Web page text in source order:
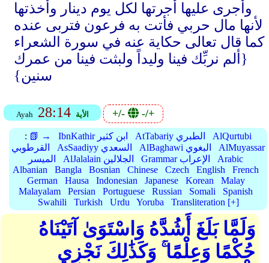
وأجرى عليها أجرتها لكل يوم دينار وأخذتها
لأنها مال حربي فأتت به فرعون فتربى عنده
كما قال تعالى حكاية عنه في سورة الشعراء
{ألم نربِّك فينا وليداً ولبثت فينا من عمرك
سنين}
Ayah 28:14 الأية +/- -/+
: 📗 → IbnKathir ابن كثير AtTabariy الطبري
AlQurtubi
القرطوبي
AsSaadiyy السعدي AlBaghawi البغوي
AlMuyassar
الميسر
AlJalalain الجلالين Grammar الإعراب
Arabic
Albanian
Bangla Bosnian Chinese Czech English
French
German
Hausa Indonesian Japanese Korean
Malay
Malayalam
Persian Portuguese Russian Somali
Spanish
Swahili
Turkish Urdu Yoruba Transliteration [+]
وَلَمَّا بَلَغَ أَشُدَّهُ وَاسْتَوَىٰ آتَيْنَاهُ
حُكْمًا وَعِلْمًا ۚ وَكَذَٰلِكَ نَجْزِي